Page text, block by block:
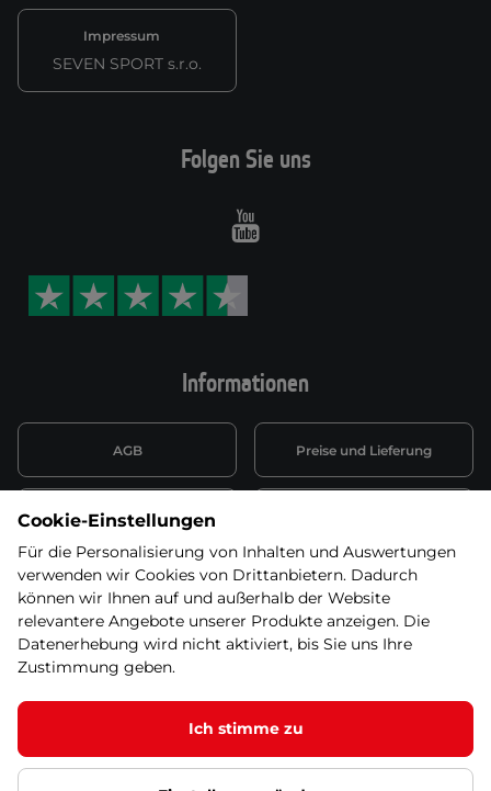
Dieses Produkt ist nicht mehr in unserem
Angebot. Wählen Sie bitte eine der Alternativen
Impressum
SEVEN SPORT s.r.o.
Informationen
AGB Preise und Lieferung
Datenschutzerklärung
Wiederufsbelehrung mit Link
zum Formular
Batterieentsorgung
Informationen zu Elektro-
und Elektonikgeräten
Widerruf erklären
Folgen Sie uns
Youtube
© 2026 SEVEN SPORT s.r.o Alle Rechte vorbehalten1
Cookie-Einstellungen
Für die Personalisierung von Inhalten und Auswertungen
verwenden wir Cookies von Drittanbietern. Dadurch
können wir Ihnen auf und außerhalb der Website
relevantere Angebote unserer Produkte anzeigen. Die
Datenerhebung wird nicht aktiviert, bis Sie uns Ihre
Zustimmung geben.
Ich stimme zu